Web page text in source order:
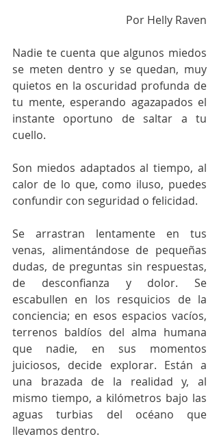
Por Helly Raven
Nadie te cuenta que algunos miedos
se meten dentro y se quedan, muy
quietos en la oscuridad profunda de
tu mente, esperando agazapados el
instante oportuno de saltar a tu
cuello.
Son miedos adaptados al tiempo, al
calor de lo que, como iluso, puedes
confundir con seguridad o felicidad.
Se arrastran lentamente en tus
venas, alimentándose de pequeñas
dudas, de preguntas sin respuestas,
de desconfianza y dolor. Se
escabullen en los resquicios de la
conciencia; en esos espacios vacíos,
terrenos baldíos del alma humana
que nadie, en sus momentos
juiciosos, decide explorar. Están a
una brazada de la realidad y, al
mismo tiempo, a kilómetros bajo las
aguas turbias del océano que
llevamos dentro.